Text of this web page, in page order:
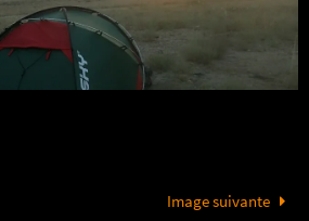
Image suivante